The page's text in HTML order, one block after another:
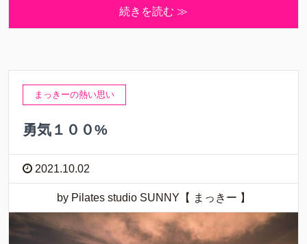
続きを読む ≫
まっきーの熱い思い
勇気１００%
2021.10.02
by Pilates studio SUNNY【 まっきー 】